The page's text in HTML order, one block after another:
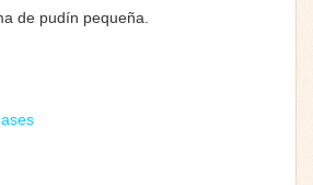
de pudín pequeña.